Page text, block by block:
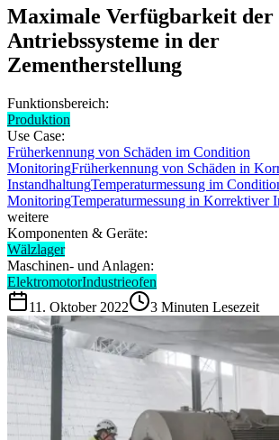
Maximale Verfügbarkeit der
Antriebssysteme in der
Zementherstellung
Funktionsbereich:
Produktion
Use Case:
Früherkennung von Schäden im Condition
MonitoringFrüherkennung von Schäden in
InstandhaltungTemperaturmessung im
MonitoringTemperaturmessung in Korrektiver
weitere
Komponenten & Geräte:
Wälzlager
Maschinen- und Anlagen:
ElektromotorIndustrieofen
11. Oktober 2022
3 Minuten Lesezeit